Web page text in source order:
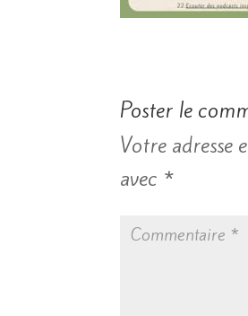
Poster le
Votre adresse
avec *